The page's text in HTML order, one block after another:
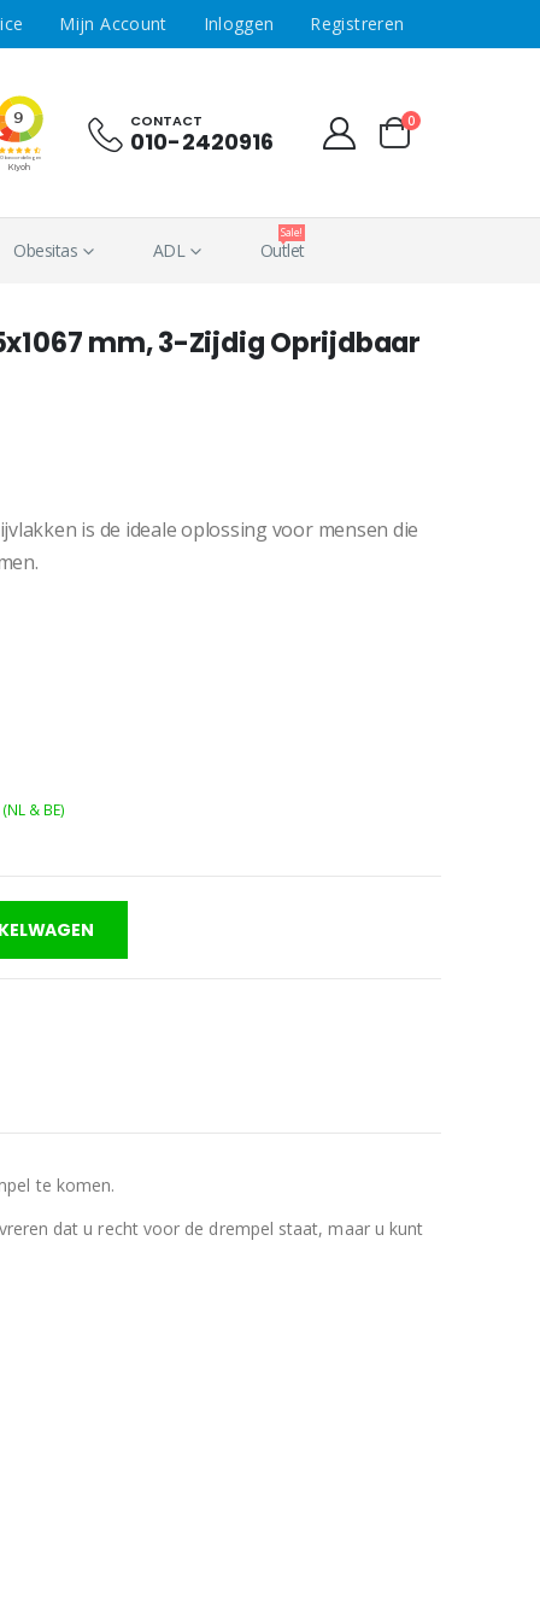
Mijn Account Inloggen Registreren
CONTACT
010-2420916
0
Obesitas ADL Outlet
Sale!
mm, 3-Zijdig Oprijdbaar
is de ideale oplossing voor mensen die
& BE)
te komen.
dat u recht voor de drempel staat, maar u kunt